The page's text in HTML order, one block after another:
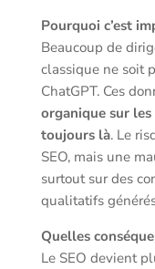
Pourquoi c’est
Beaucoup de
classique ne soit
ChatGPT. Ces
organique sur
toujours là. Le
SEO, mais une
surtout sur des
qualitatifs
Quelles
Le SEO devient